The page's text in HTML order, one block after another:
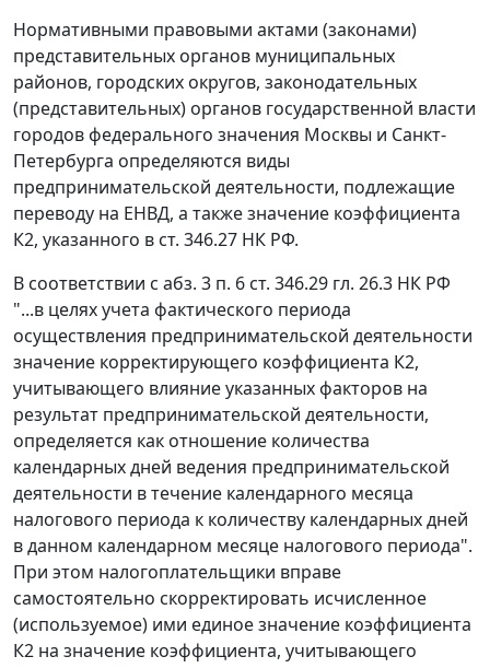
Нормативными правовыми актами (законами)
представительных органов муниципальных
районов, городских округов, законодательных
(представительных) органов государственной власти
городов федерального значения Москвы и Санкт-
Петербурга определяются виды
предпринимательской деятельности, подлежащие
переводу на ЕНВД, а также значение коэффициента
К2, указанного в ст. 346.27 НК РФ.
В соответствии с абз. 3 п. 6 ст. 346.29 гл. 26.3 НК РФ
"...в целях учета фактического периода
осуществления предпринимательской деятельности
значение корректирующего коэффициента К2,
учитывающего влияние указанных факторов на
результат предпринимательской деятельности,
определяется как отношение количества
календарных дней ведения предпринимательской
деятельности в течение календарного месяца
налогового периода к количеству календарных дней
в данном календарном месяце налогового периода".
При этом налогоплательщики вправе
самостоятельно скорректировать исчисленное
(используемое) ими единое значение коэффициента
К2 на значение коэффициента, учитывающего